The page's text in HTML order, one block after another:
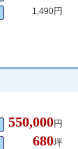
1,490円
550,000円
680坪